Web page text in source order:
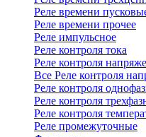
Реле времени
Реле времени прочее
Реле импульсное
Реле контроля тока
Реле контроля
Все Реле контроля
Реле контроля
Реле контроля
Реле контроля
Реле промежуточные